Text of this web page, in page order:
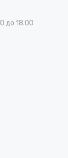
до 18.00